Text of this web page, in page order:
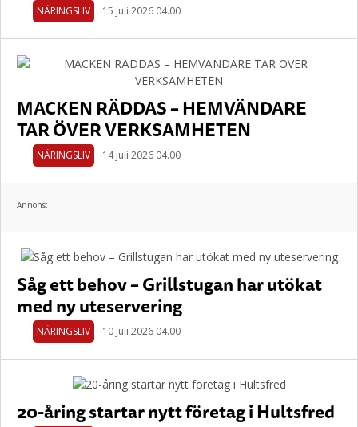
NÄRINGSLIV 15 juli 2026 04.00
MACKEN RÄDDAS – HEMVÄNDARE
TAR ÖVER VERKSAMHETEN
NÄRINGSLIV 14 juli 2026 04.00
Annons:
Såg ett behov – Grillstugan har utökat
med ny uteservering
NÄRINGSLIV 10 juli 2026 04.00
20-åring startar nytt företag i Hultsfred